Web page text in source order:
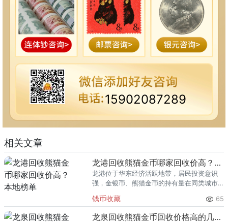
15902087289
相关文章
龙港回收熊猫金币哪家回收价高？本地榜单
龙港位于华东经济活跃地带，居民投资意识
强，金银币、熊猫金币的持有量在同类城市
熊猫金币的需求就明显升温，但鱼龙混杂的
回收渠道里，能精准识别版别溢
钱币收藏 65
龙泉回收熊猫金币回收价格高的几家推荐